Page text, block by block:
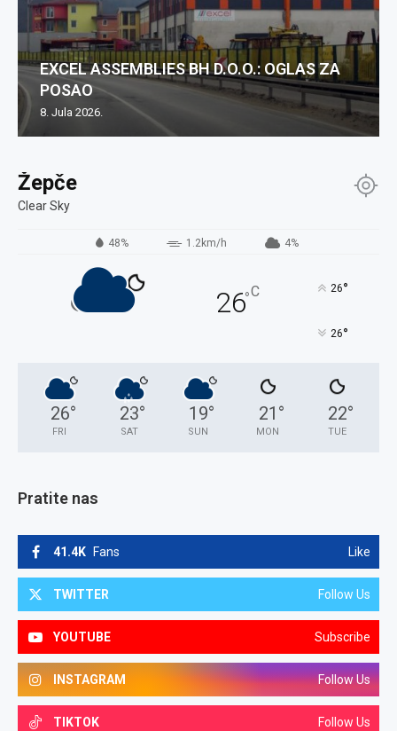
Žepče
Clear Sky
48% 1.2km/h 4%
26°C 26°
26°
26°
FRI
23°
SAT
19°
SUN
21 °
MON
22°
TUE
Pratite nas
41.4K Fans Like
TWITTER Follow Us
YOUTUBE Subscribe
INSTAGRAM Follow Us
TIKTOK Follow Us
EXCEL ASSEMBLIES BH D.O.O.: OGLAS ZA
POSAO
8. Jula 2026.